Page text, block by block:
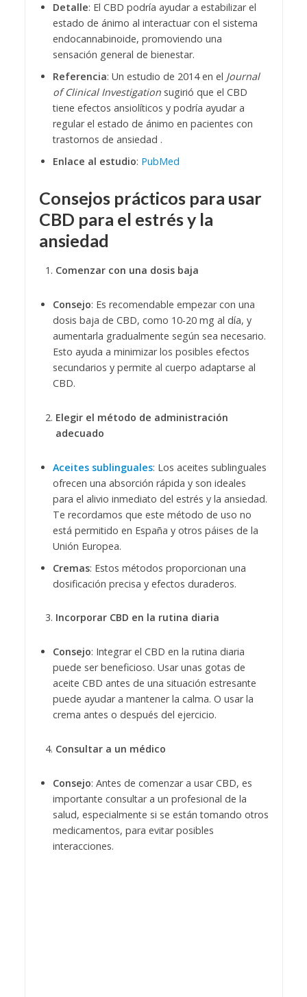
Detalle: El CBD podría ayudar a estabilizar el
estado de ánimo al interactuar con el sistema
endocannabinoide, promoviendo una
sensación general de bienestar.
Referencia: Un estudio de 2014 en el Journal
of Clinical Investigationsugirió que el CBD
tiene efectos ansiolíticos y podría ayudar a
regular el estado de ánimo en pacientes con
trastornos de ansiedad .
Enlace al estudio: PubMed
Consejos prácticos para usar
CBD para el estrés y la
ansiedad
Comenzar con una dosis baja
Consejo: Es recomendable empezar con una
dosis baja de CBD, como 10-20 mg al día, y
aumentarla gradualmente según sea necesario.
Esto ayuda a minimizar los posibles efectos
secundarios y permite al cuerpo adaptarse al
CBD.
Elegir el método de administración
adecuado
Aceites sublinguales: Los aceites sublinguales
ofrecen una absorción rápida y son ideales
para el alivio inmediato del estrés y la ansiedad.
Te recordamos que este método de uso no
está permitido en España y otros páises de la
Unión Europea.
Cremas: Estos métodos proporcionan una
dosificación precisa y efectos duraderos.
Incorporar CBD en la rutina diaria
Consejo: Integrar el CBD en la rutina diaria
puede ser beneficioso. Usar unas gotas de
aceite CBD antes de una situación estresante
puede ayudar a mantener la calma. O usar la
crema antes o después del ejercicio.
Consultar a un médico
Consejo: Antes de comenzar a usar CBD, es
importante consultar a un profesional de la
salud, especialmente si se están tomando otros
medicamentos, para evitar posibles
interacciones.